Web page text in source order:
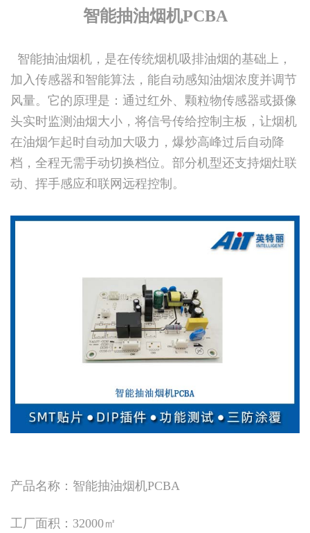
智能抽油烟机PCBA
智能抽油烟机，是在传统烟机吸排油烟的基础上，
加入传感器和智能算法，能自动感知油烟浓度并调节
风量。它的原理是：通过红外、颗粒物传感器或摄像
头实时监测油烟大小，将信号传给控制主板，让烟机
在油烟乍起时自动加大吸力，爆炒高峰过后自动降
档，全程无需手动切换档位。部分机型还支持烟灶联
动、挥手感应和联网远程控制。
产品名称：智能抽油烟机PCBA
工厂面积：32000㎡